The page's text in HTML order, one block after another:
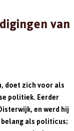
van
doet zich voor als
politiek. Eerder
en werd hij
belang als politicus;